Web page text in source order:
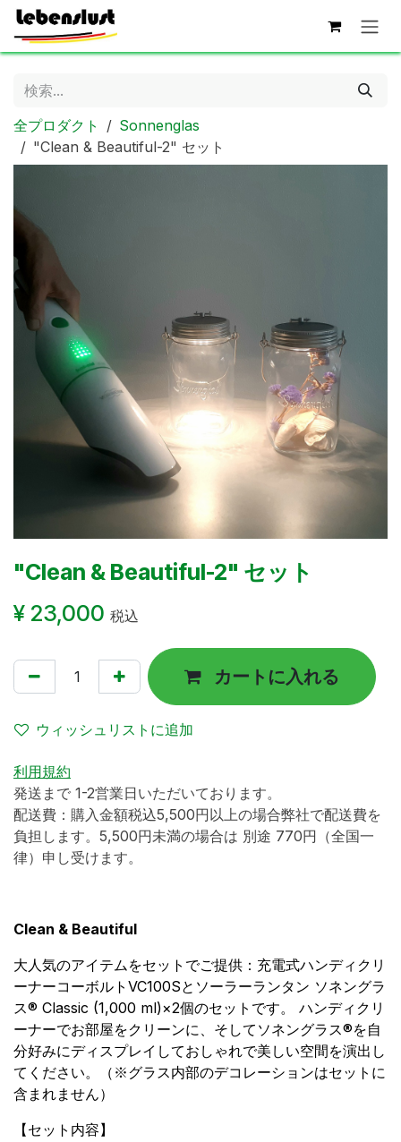
コンテンツへスキップ
全プロダクト
Sonnenglas
"Clean & Beautiful-2" セット
"Clean & Beautiful-2" セット
¥ 23,000 税込
カートに入れる
ウィッシュリストに追加
利用規約
発送まで 1-2営業日いただいております。
配送費：購入金額税込5,500円以上の場合弊社で配送費を
負担します。5,500円未満の場合は 別途 770円（全国一
律）申し受けます。
Clean & Beautiful
大人気のアイテムをセットでご提供：充電式ハンディクリ
ーナーコーボルトVC100Sとソーラーランタン ソネングラ
ス®︎ Classic (1,000 ml)×2個のセットです。 ハンディクリ
ーナーでお部屋をクリーンに、そしてソネングラス®︎を自
分好みにディスプレイしておしゃれで美しい空間を演出し
てください。（※グラス内部のデコレーションはセットに
含まれません）
【セット内容】